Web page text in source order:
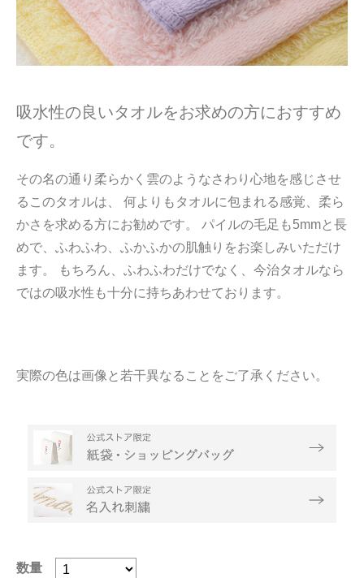
吸水性の良いタオルをお求めの方におすすめ
です。
その名の通り柔らかく雲のようなさわり心地を感じさせ
るこのタオルは、 何よりもタオルに包まれる感覚、柔ら
かさを求める方にお勧めです。 パイルの毛足も5mmと長
めで、ふわふわ、ふかふかの肌触りをお楽しみいただけ
ます。 もちろん、ふわふわだけでなく、今治タオルなら
ではの吸水性も十分に持ちあわせております。
実際の色は画像と若干異なることをご了承ください。
数量